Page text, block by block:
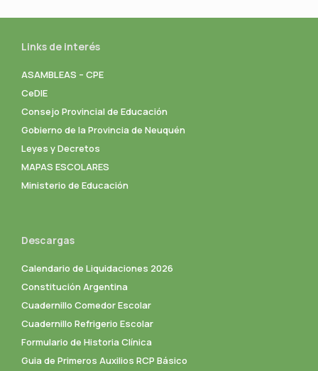
Links de interés
ASAMBLEAS – CPE
CeDIE
Consejo Provincial de Educación
Gobierno de la Provincia de Neuquén
Leyes y Decretos
MAPAS ESCOLARES
Ministerio de Educación
Descargas
Calendario de Liquidaciones 2026
Constitución Argentina
Cuadernillo Comedor Escolar
Cuadernillo Refrigerio Escolar
Formulario de Historia Clínica
Guia de Primeros Auxilios RCP Básico